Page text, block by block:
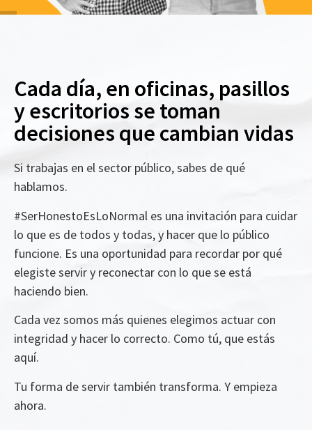
Cada día, en oficinas, pasillos
y escritorios se toman
decisiones que cambian vidas
Si trabajas en el sector público, sabes de qué
hablamos.
#SerHonestoEsLoNormal es una invitación para cuidar
lo que es de todos y todas, y hacer que lo público
funcione. Es una oportunidad para recordar por qué
elegiste servir y reconectar con lo que se está
haciendo bien.
Cada vez somos más quienes elegimos actuar con
integridad y hacer lo correcto. Como tú, que estás
aquí.
Tu forma de servir también transforma. Y empieza
ahora.